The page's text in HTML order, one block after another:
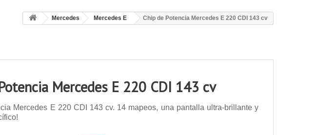
Mercedes Mercedes E Chip de Potencia Mercedes E 220 CDI 143 cv
Mercedes E 220 CDI 143 cv
Mercedes E 220 CDI 143 cv. 14 mapeos, una pantalla ultra-brillante y